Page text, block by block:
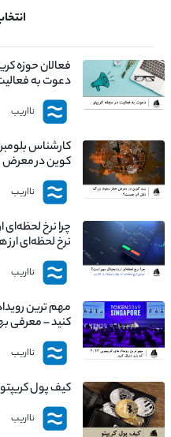
فعالان حوزه
دعوت به
نااریب
کارشناس
کوین در معرض
چیست؟
نااریب
چرا نرخ
نرخ لحظه‌ای ارز
نااریب
کنید – معرفی
نااریب
کیف پول
نااریب